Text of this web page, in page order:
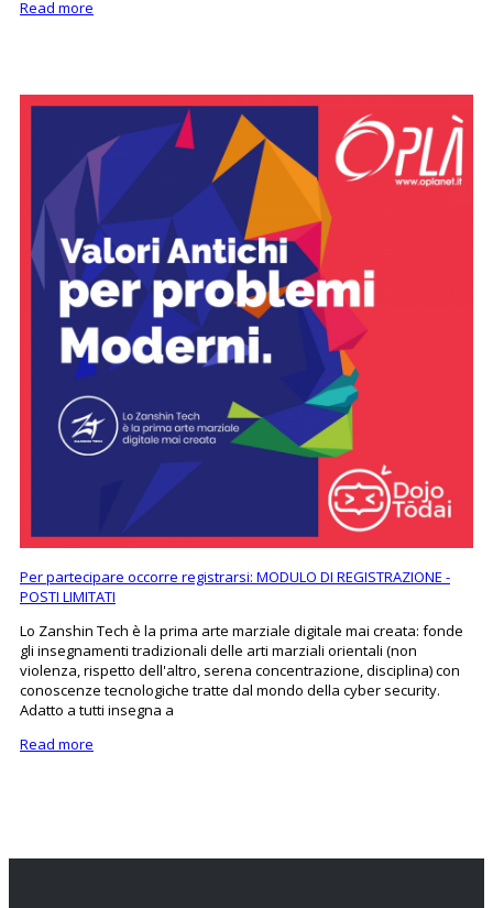
Read more
Per partecipare occorre registrarsi: MODULO DI REGISTRAZIONE -
POSTI LIMITATI
Lo Zanshin Tech è la prima arte marziale digitale mai creata: fonde
gli insegnamenti tradizionali delle arti marziali orientali (non
violenza, rispetto dell'altro, serena concentrazione, disciplina) con
conoscenze tecnologiche tratte dal mondo della cyber security.
Adatto a tutti insegna a
Read more